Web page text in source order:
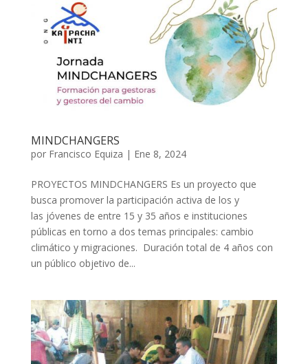
MINDCHANGERS
por Francisco Equiza | Ene 8, 2024
PROYECTOS MINDCHANGERS Es un proyecto que
busca promover la participación activa de los y
las jóvenes de entre 15 y 35 años e instituciones
públicas en torno a dos temas principales: cambio
climático y migraciones. ​ Duración total de 4 años con
un público objetivo de...